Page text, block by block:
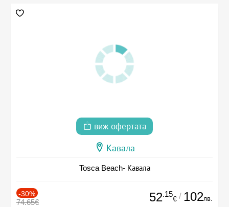
виж офертата
Кавала
Tosca Beach- Кавала
-30%
74.65€ 52.15
€ / 102лв.